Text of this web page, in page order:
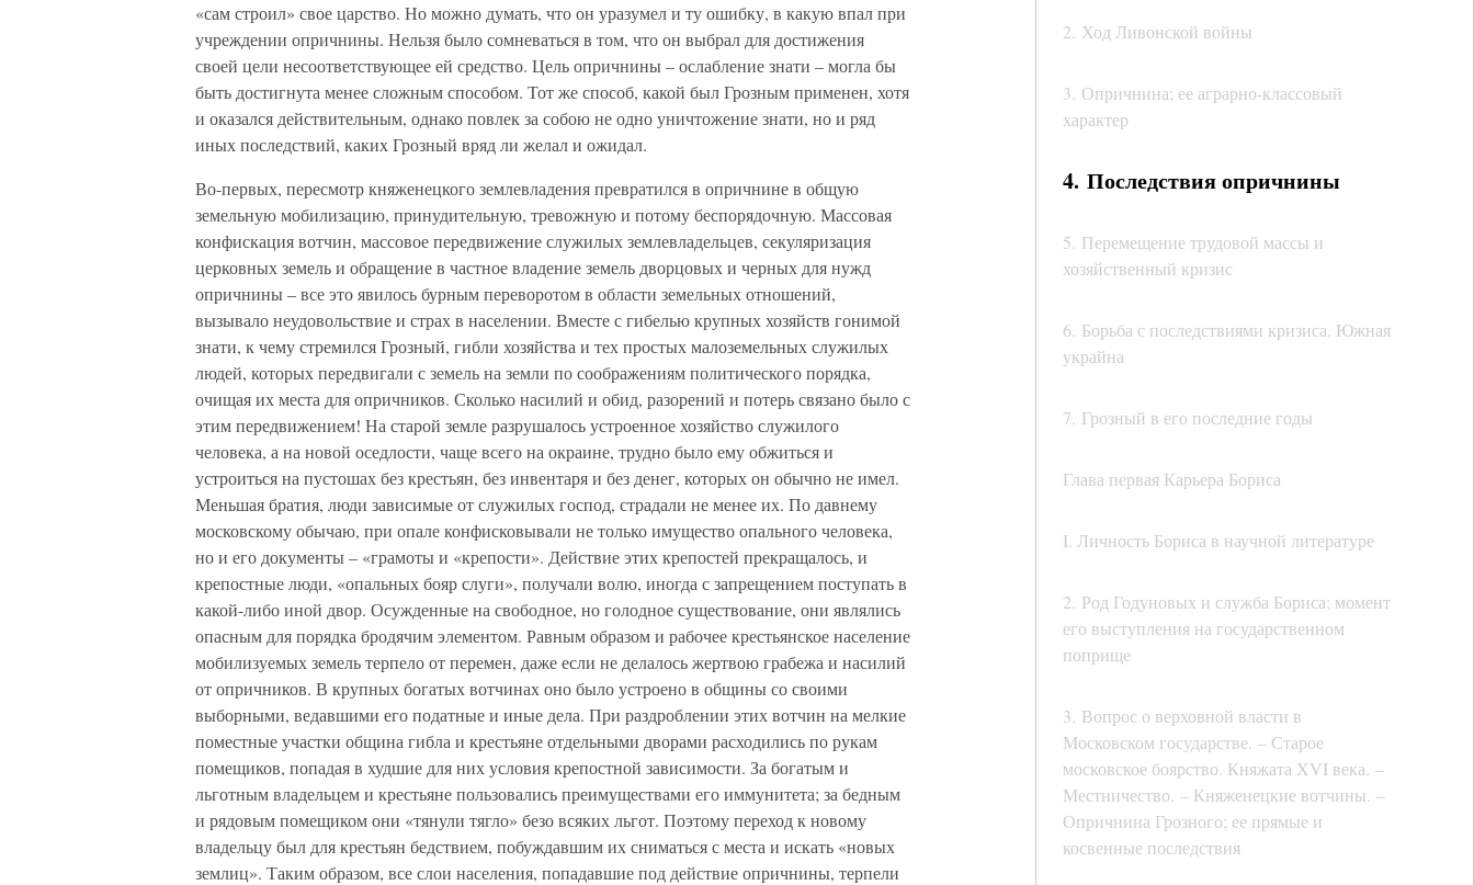
2. Ход Ливонской войны
3. Опричнина; ее аграрно-классовый
характер
4. Последствия опричнины
5. Перемещение трудовой массы и
хозяйственный кризис
6. Борьба с последствиями кризиса. Южная
украйна
7. Грозный в его последние годы
Глава первая Карьера Бориса
I. Личность Бориса в научной литературе
2. Род Годуновых и служба Бориса; момент
его выступления на государственном
поприще
3. Вопрос о верховной власти в
Московском государстве. – Старое
московское боярство. Княжата XVI века. –
Местничество. – Княженецкие вотчины. –
Опричнина Грозного; ее прямые и
косвенные последствия
«сам строил» свое царство. Но можно думать, что он уразумел и ту ошибку, в какую впал при
учреждении опричнины. Нельзя было сомневаться в том, что он выбрал для достижения
своей цели несоответствующее ей средство. Цель опричнины – ослабление знати – могла бы
быть достигнута менее сложным способом. Тот же способ, какой был Грозным применен, хотя
и оказался действительным, однако повлек за собою не одно уничтожение знати, но и ряд
иных последствий, каких Грозный вряд ли желал и ожидал.
Во-первых, пересмотр княженецкого землевладения превратился в опричнине в общую
земельную мобилизацию, принудительную, тревожную и потому беспорядочную. Массовая
конфискация вотчин, массовое передвижение служилых землевладельцев, секуляризация
церковных земель и обращение в частное владение земель дворцовых и черных для нужд
опричнины – все это явилось бурным переворотом в области земельных отношений,
вызывало неудовольствие и страх в населении. Вместе с гибелью крупных хозяйств гонимой
знати, к чему стремился Грозный, гибли хозяйства и тех простых малоземельных служилых
людей, которых передвигали с земель на земли по соображениям политического порядка,
очищая их места для опричников. Сколько насилий и обид, разорений и потерь связано было с
этим передвижением! На старой земле разрушалось устроенное хозяйство служилого
человека, а на новой оседлости, чаще всего на окраине, трудно было ему обжиться и
устроиться на пустошах без крестьян, без инвентаря и без денег, которых он обычно не имел.
Меньшая братия, люди зависимые от служилых господ, страдали не менее их. По давнему
московскому обычаю, при опале конфисковывали не только имущество опального человека,
но и его документы – «грамоты и «крепости». Действие этих крепостей прекращалось, и
крепостные люди, «опальных бояр слуги», получали волю, иногда с запрещением поступать в
какой-либо иной двор. Осужденные на свободное, но голодное существование, они являлись
опасным для порядка бродячим элементом. Равным образом и рабочее крестьянское население
мобилизуемых земель терпело от перемен, даже если не делалось жертвою грабежа и насилий
от опричников. В крупных богатых вотчинах оно было устроено в общины со своими
выборными, ведавшими его податные и иные дела. При раздроблении этих вотчин на мелкие
поместные участки община гибла и крестьяне отдельными дворами расходились по рукам
помещиков, попадая в худшие для них условия крепостной зависимости. За богатым и
льготным владельцем и крестьяне пользовались преимуществами его иммунитета; за бедным
и рядовым помещиком они «тянули тягло» безо всяких льгот. Поэтому переход к новому
владельцу был для крестьян бедствием, побуждавшим их сниматься с места и искать «новых
землиц». Таким образом, все слои населения, попадавшие под действие опричнины, терпели